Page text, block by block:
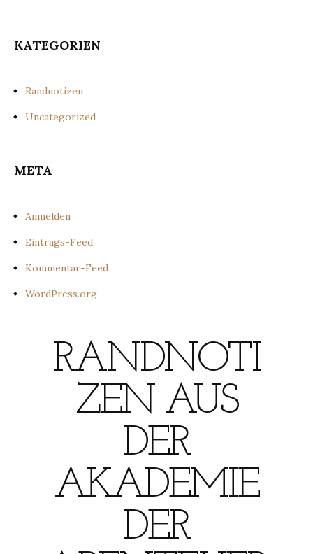
KATEGORIEN
Randnotizen
Uncategorized
META
Anmelden
Eintrags-Feed
Kommentar-Feed
WordPress.org
RANDNOTI
ZEN AUS
DER
AKADEMIE
DER